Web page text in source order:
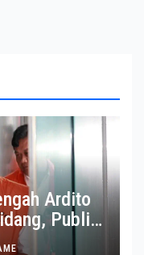
Ardito
Publik